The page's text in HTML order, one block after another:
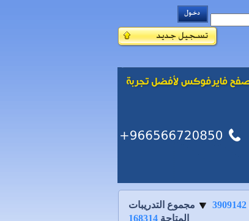
3909142
مجموع التدريبات
المتاحة 168314